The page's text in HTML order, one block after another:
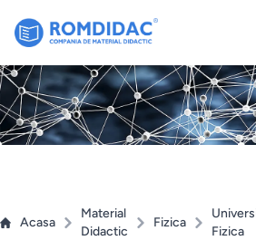
Acasa
Material
Didactic
Fizica
Fizica